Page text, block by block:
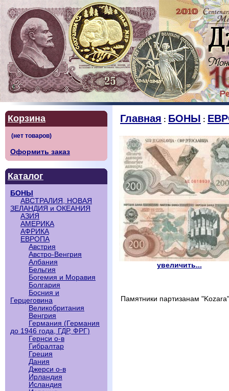
Корзина
Оформить заказ
Каталог
БОНЫ
АВСТРАЛИЯ, НОВАЯ
ЗЕЛАНДИЯ и ОКЕАНИЯ
АЗИЯ
АМЕРИКА
АФРИКА
ЕВРОПА
Австрия
Австро-Венгрия
Албания
Бельгия
Богемия и Моравия
Болгария
Босния и
Герцеговина
Великобритания
Венгрия
Германия (Германия
до 1946 года, ГДР, ФРГ)
Гернси о-в
Гибралтар
Греция
Дания
Джерси о-в
Ирландия
Исландия
Главная : БОНЫ :
увеличить...
Памятники партизанам